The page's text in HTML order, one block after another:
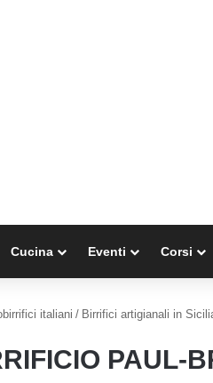
Cucina Eventi Corsi
italiani / Birrifici artigianali in
PAUL-